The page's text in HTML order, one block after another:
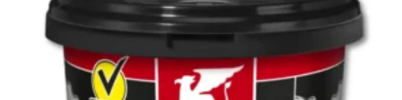
beschermingswerkzaamheden. Griffon levert
vloeibaar rubber voor toepassingen waarbij een
flexibele en waterdichte afdichting gewenst is.